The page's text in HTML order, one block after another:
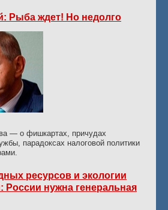
Рыба ждет! Но недолго
— о фишкартах, причудах
парадоксах налоговой политики
ресурсов и экологии
России нужна генеральная